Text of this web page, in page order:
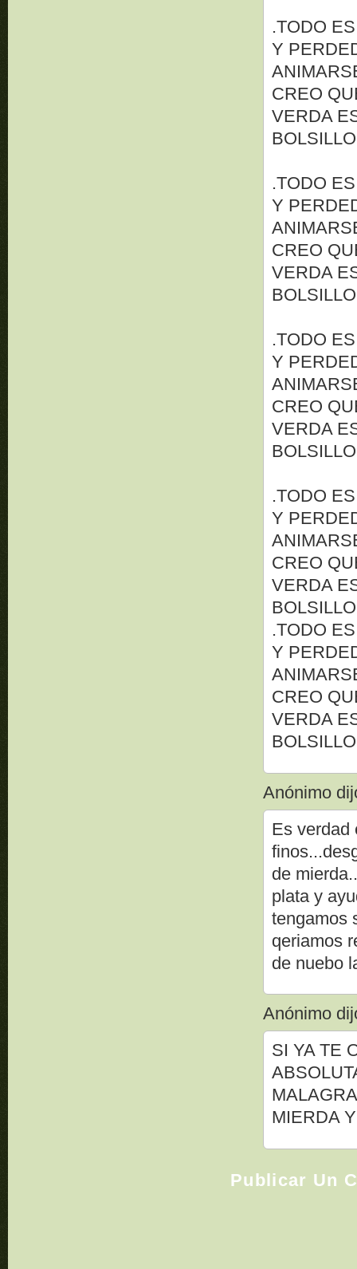
.TODO
Y
CREO
VERDA
.TODO
Y
CREO
VERDA
.TODO
Y
CREO
VERDA
.TODO
Y
CREO
VERDA
.TODO
Y
CREO
VERDA
Anónimo
Es verdad
de
plata y
tengamos
qeriamos
de nuebo
Anónimo
SI YA TE
MIERDA
Publicar Un